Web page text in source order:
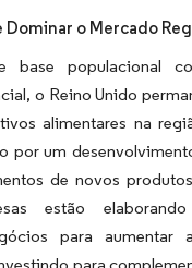
Dominar o Mercado
base populacional
o Reino Unido
alimentares na
por um
de novos
estão
para aumentar